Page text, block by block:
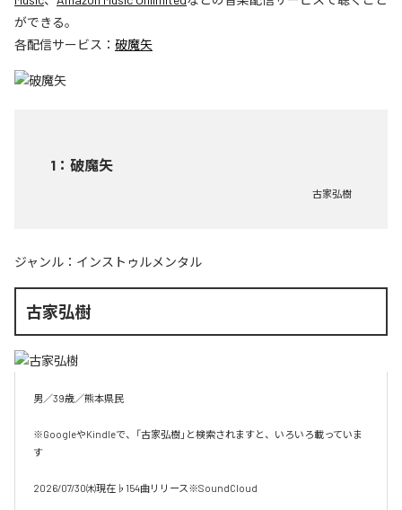
ができる。
各配信サービス： 破魔矢
1 ： 破魔矢
古家弘樹
ジャンル： インストゥルメンタル
古家弘樹
男／39歳／熊本県民
※GoogleやKindleで、「古家弘樹」と検索されますと、いろいろ載っていま
す
2026/07/30㈭現在♭154曲リリース※SoundCloud